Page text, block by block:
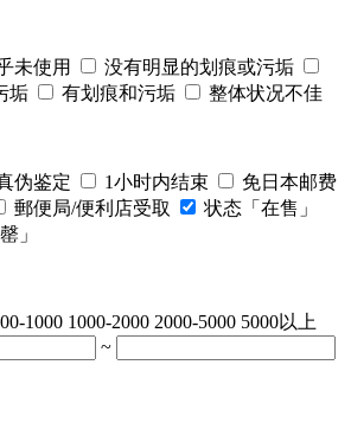
未使用
没有明显的划痕或污垢
垢
有划痕和污垢 整体状况不佳
伪鉴定 1小时内结束
免日本邮费
郵便局/便利店受取
状态「在售」
」
1000 1000-2000 2000-5000 5000以上
~